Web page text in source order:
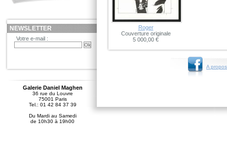
Roger
Couverture originale
5 000,00 €
A
NEWSLETTER
Votre e-mail :
Galerie Daniel Maghen
36 rue du Louvre
75001 Paris
Tel.: 01 42 84 37 39
Du Mardi au Samedi
de 10h30 à 19h00